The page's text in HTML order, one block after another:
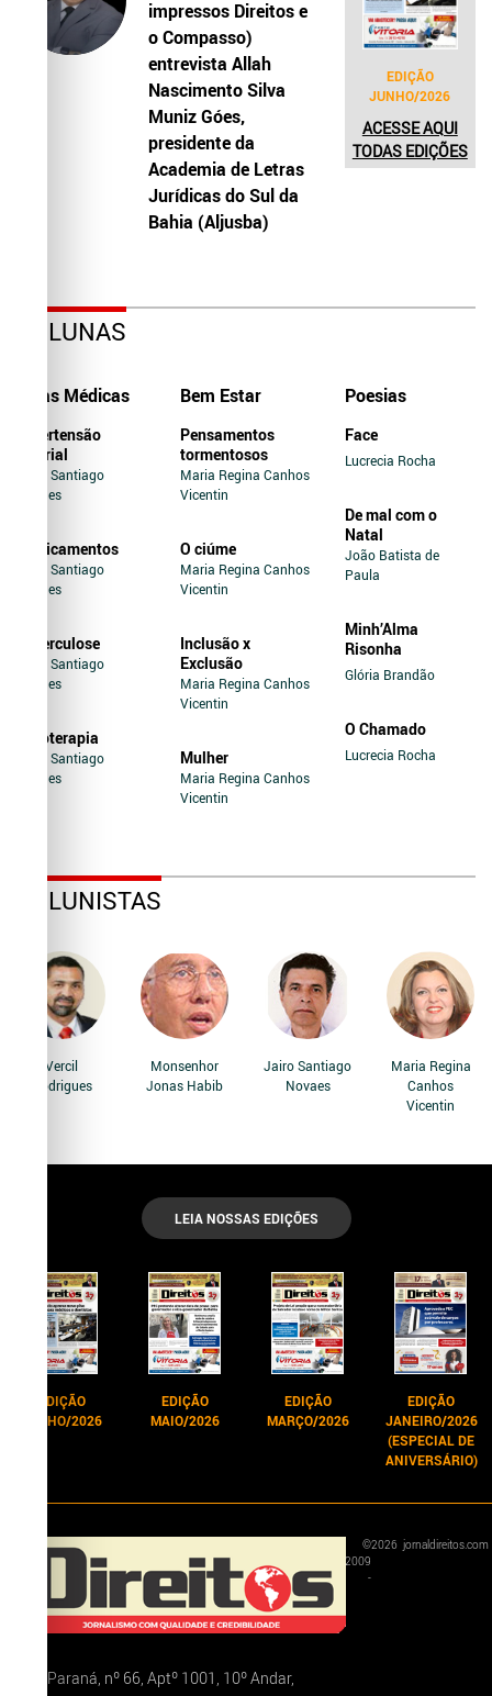
impressos Direitos e
o Compasso)
entrevista Allah
Nascimento Silva
Muniz Góes,
presidente da
Academia de Letras
Jurídicas do Sul da
Bahia (Aljusba)
EDIÇÃO
JUNHO/2026
ACESSE AQUI
TODAS EDIÇÕES
COLUNAS
Dicas Médicas
Hipertensão
Arterial
Jairo Santiago
Novaes
Medicamentos
Jairo Santiago
Novaes
Tuberculose
Jairo Santiago
Novaes
Soroterapia
Jairo Santiago
Novaes
Bem Estar
Pensamentos
tormentosos
Maria Regina Canhos
Vicentin
O ciúme
Maria Regina Canhos
Vicentin
Inclusão x
Exclusão
Maria Regina Canhos
Vicentin
Mulher
Maria Regina Canhos
Vicentin
Poesias
Face
Lucrecia Rocha
De mal com o
Natal
João Batista de
Paula
Minh’Alma
Risonha
Glória Brandão
O Chamado
Lucrecia Rocha
COLUNISTAS
Vercil
Rodrigues
Monsenhor
Jonas Habib
Jairo Santiago
Novaes
Maria Regina
Canhos
Vicentin
LEIA NOSSAS EDIÇÕES
EDIÇÃO
JUNHO/2026
EDIÇÃO
MAIO/2026
EDIÇÃO
MARÇO/2026
EDIÇÃO
JANEIRO/2026
(ESPECIAL DE
ANIVERSÁRIO)
Rua Paraná, nº 66, Aptº 1001, 10º Andar,
©
2009
-
2026 jornaldireitos.com